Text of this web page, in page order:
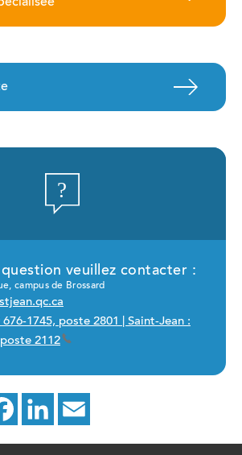
Facebook
ce
lien
LinkedIn
ce
lien lien
veuillez contacter :
campus de Brossard
1745, poste 2801 | Saint-Jean :
2112